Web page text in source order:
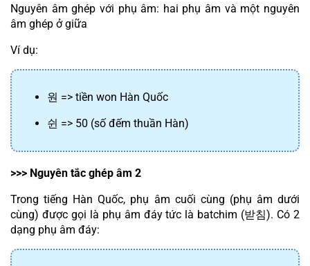
Nguyên âm ghép với phụ âm: hai phụ âm và một nguyên
âm ghép ở giữa
Ví dụ:
원 => tiền won Hàn Quốc
쉰 => 50 (số đếm thuần Hàn)
>>> Nguyên tắc ghép âm 2
Trong tiếng Hàn Quốc, phụ âm cuối cùng (phụ âm dưới
cùng) được gọi là phụ âm đáy tức là batchim (받침). Có 2
dạng phụ âm đáy: